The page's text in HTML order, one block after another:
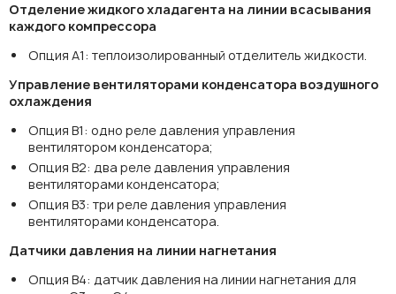
Отделение жидкого хладагента на линии всасывания
каждого компрессора
Опция A1: теплоизолированный отделитель жидкости.
Управление вентиляторами конденсатора воздушного
охлаждения
Опция В1: одно реле давления управления
вентилятором конденсатора;
Опция В2: два реле давления управления
вентиляторами конденсатора;
Опция B3: три реле давления управления
вентиляторами конденсатора.
Датчики давления на линии нагнетания
Опция B4: датчик давления на линии нагнетания для